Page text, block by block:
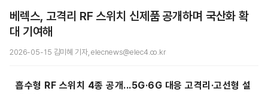
베렉스, 고격리 RF 스위치 신제품 공개하며 국산화 확
대 기여해
2026-05-15 김미혜 기자, elecnews@elec4.co.kr
흡수형 RF 스위치 4종 공개...5G·6G 대응 고격리·고선형 설